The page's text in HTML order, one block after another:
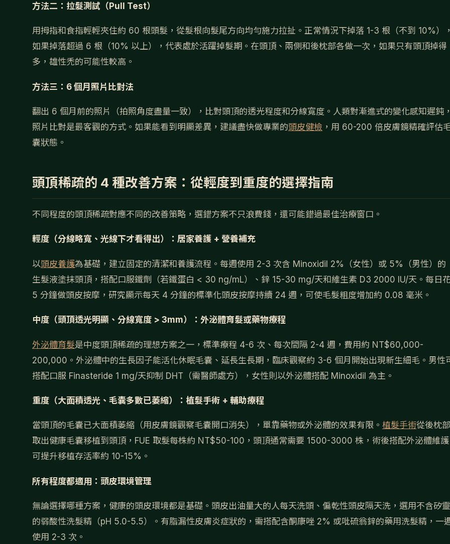
方法二：拉髮測試（Pull Test）
用拇指和食指輕輕夾住約 60 根頭髮，從髮根向髮尾方向均勻施力拉扯。正常情況下掉落 1-3 根（不到 10%），
如果掉落超過 6 根（10% 以上），代表處於活躍掉髮期。在頭頂、兩側和後枕部各做一次，如果只有頭頂掉得
多，雄性禿的可能性較高。
方法三：6 個月照片比對法
翻出 6 個月前的照片（拍照角度盡量一致），比對頭頂的透光程度和分線寬度。人類對漸進式的變化感知遲鈍，
照片比對是最客觀的方式。如果能看到明顯差異，建議盡快做專業的頭皮健檢 ，用 60-200 倍皮膚鏡精確評估
囊狀態。
頭頂稀疏的 4 種改善方案：從輕度到重度的選擇指南
不同程度的頭頂稀疏對應不同的改善策略，選錯方案不只浪費錢，還可能錯過最佳治療窗口。
輕度（分線略寬、光線下才看得出）：居家養護 + 營養補充
以頭皮養護為基礎，建立固定的清潔和養護流程。每週使用 2-3 次含 Minoxidil 2%（女性）或 5%（男性）的
生髮液塗抹頭頂，搭配口服鐵劑（若鐵蛋白 < 30 ng/mL）、鋅 15-30 mg/天和維生素 D3 2000 IU/天。每日花
5 分鐘做頭皮按摩，研究顯示每天 4 分鐘的標準化頭皮按摩持續 24 週，可使毛髮粗度增加約 0.08 毫米。
中度（頭頂透光明顯、分線寬度 > 3mm）：外泌體育髮或藥物療程
外泌體育髮是中度頭頂稀疏的理想方案之一，標準療程 4-6 次、每次間隔 2-4 週，費用約 NT$60,000-
200,000。外泌體中的生長因子能活化休眠毛囊、延長生長期，臨床觀察約 3-6 個月開始出現新生細毛。男性
搭配口服 Finasteride 1 mg/天抑制 DHT（需醫師處方），女性則以外泌體搭配 Minoxidil 為主。
重度（大面積透光、毛囊多數已萎縮）：植髮手術 + 輔助療程
當頭頂的毛囊已大面積萎縮（用皮膚鏡觀察毛囊開口消失），單靠藥物或外泌體的效果有限。 植髮手術從後枕部
取出健康毛囊移植到頭頂，FUE 取髮每株約 NT$50-100，頭頂通常需要 1500-3000 株，術後搭配外泌體維護
可提升移植存活率約 10-15%。
所有程度都適用：頭皮環境管理
無論選擇哪種方案，健康的頭皮環境都是基礎。頭皮出油量大的人每天洗頭、偏乾性頭皮隔天洗，選用不含矽靈
的弱酸性洗髮精（pH 5.0-5.5）。有脂漏性皮膚炎症狀的，需搭配含酮康唑 2% 或吡硫翁鋅的藥用洗髮精，一
使用 2-3 次。